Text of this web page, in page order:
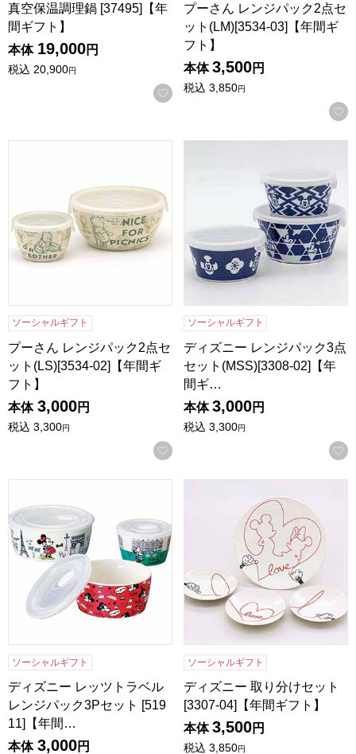
真空保温調理鍋 [37495]【年
間ギフト】
本体 19,000円
税込 20,900円
お気に入りに登録する
プーさん レンジパック2点セ
ット(LM)[3534-03]【年間ギ
フト】
本体 3,500円
税込 3,850円
ソーシャルギフト
プーさん レンジパック2点セ
ット(LS)[3534-02]【年間ギ
フト】
本体 3,000円
税込 3,300円
お気に入りに登録する
ソーシャルギフト
ディズニー レンジパック3点
セット(MSS)[3308-02]【年
間ギ…
本体 3,000円
税込 3,300円
ソーシャルギフト
ディズニー レッツトラベル
レンジパック3Pセット [519
11]【年間…
本体 3,000円
ソーシャルギフト
ディズニー 取り分けセット
[3307-04]【年間ギフト】
本体 3,500円
税込 3,850円